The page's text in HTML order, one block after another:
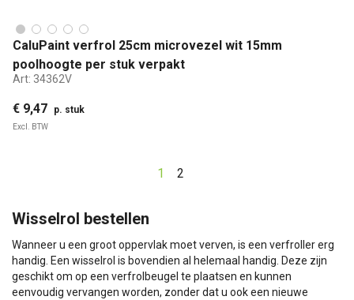
CaluPaint verfrol 25cm microvezel wit 15mm
poolhoogte per stuk verpakt
Art: 34362V
€ 9,47 p. stuk
Excl. BTW
1 2
Wisselrol bestellen
Wanneer u een groot oppervlak moet verven, is een verfroller erg
handig. Een wisselrol is bovendien al helemaal handig. Deze zijn
geschikt om op een verfrolbeugel te plaatsen en kunnen
eenvoudig vervangen worden, zonder dat u ook een nieuwe